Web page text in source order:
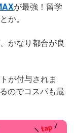
が最強！留学
か。
かなり都合が良
が付与されま
のでコスパも最